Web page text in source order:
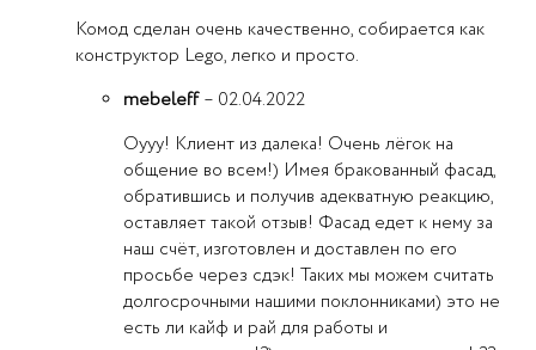
Комод сделан очень качественно, собирается как
конструктор Lego, легко и просто.
mebeleff– 02.04.2022
Оууу! Клиент из далека! Очень лёгок на
общение во всем!) Имея бракованный фасад,
обратившись и получив адекватную реакцию,
оставляет такой отзыв! Фасад едет к нему за
наш счёт, изготовлен и доставлен по его
просьбе через сдэк! Таких мы можем считать
долгосрочными нашими поклонниками) это не
есть ли кайф и рай для работы и